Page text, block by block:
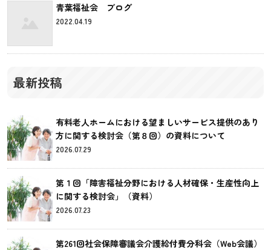
青葉福祉会 ブログ
2022.04.19
最新投稿
有料老人ホームにおける望ましいサービス提供のあり
方に関する検討会（第８回）の資料について
2026.07.29
第１回「障害福祉分野における人材確保・生産性向上
に関する検討会」（資料）
2026.07.23
第261回社会保障審議会介護給付費分科会（Web会議）